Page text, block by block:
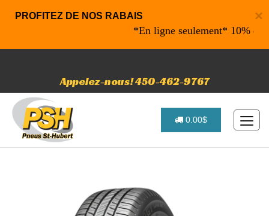
×
PROFITEZ DE NOS RABAIS
*En ligne seulement* 10% de
Appelez-nous! 450-462-9767
0.00$